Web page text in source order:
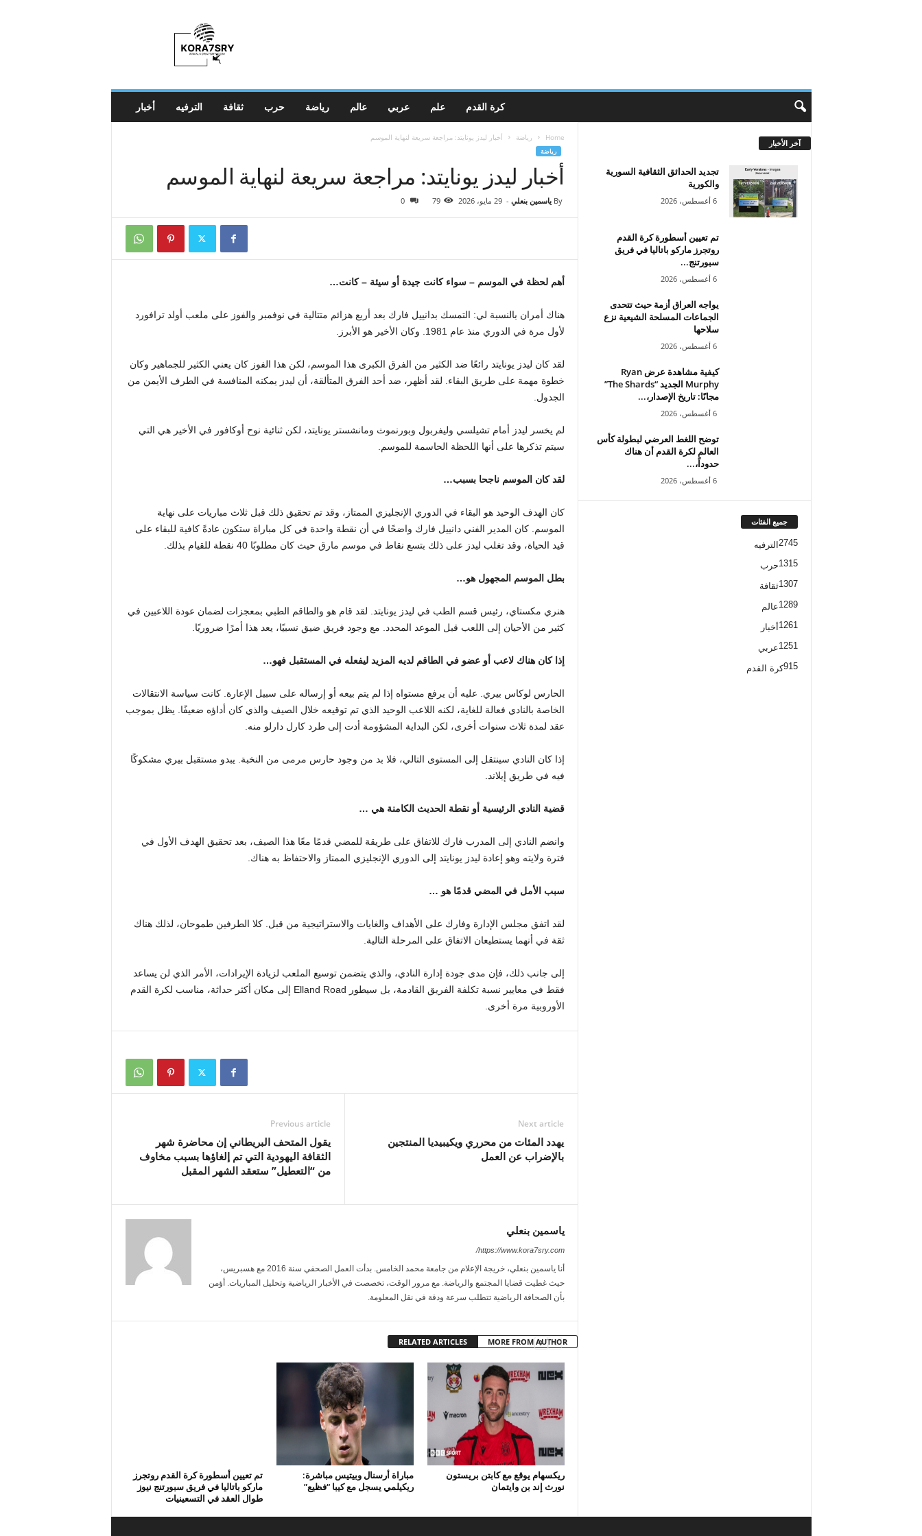
أخبار الترفيه ثقافة حرب رياضة عالم عربي علم كرة القدم
Home رياضة أخبار ليدز يونايتد: مراجعة سريعة لنهاية الموسم
رياضة
أخبار ليدز يونايتد: مراجعة سريعة لنهاية الموسم
By ياسمين بنعلي - 29 مايو، 2026 79
0
أهم لحظة في الموسم – سواء كانت جيدة أو سيئة – كانت…
هناك أمران بالنسبة لي: التمسك بدانييل فارك بعد أربع هزائم متتالية في نوفمبر والفوز على ملعب أولد ترافورد
لأول مرة في الدوري منذ عام 1981. وكان الأخير هو الأبرز.
لقد كان ليدز يونايتد رائعًا ضد الكثير من الفرق الكبرى هذا الموسم، لكن هذا الفوز كان يعني الكثير للجماهير وكان
خطوة مهمة على طريق البقاء. لقد أظهر، ضد أحد الفرق المتألقة، أن ليدز يمكنه المنافسة في الطرف الأيمن من
الجدول.
لم يخسر ليدز أمام تشيلسي وليفربول وبورنموث ومانشستر يونايتد، لكن ثنائية نوح أوكافور في الأخير هي التي
سيتم تذكرها على أنها اللحظة الحاسمة للموسم.
لقد كان الموسم ناجحا بسبب…
كان الهدف الوحيد هو البقاء في الدوري الإنجليزي الممتاز، وقد تم تحقيق ذلك قبل ثلاث مباريات على نهاية
الموسم. كان المدير الفني دانييل فارك واضحًا في أن نقطة واحدة في كل مباراة ستكون عادةً كافية للبقاء على
قيد الحياة، وقد تغلب ليدز على ذلك بتسع نقاط في موسم مارق حيث كان مطلوبًا 40 نقطة للقيام بذلك.
بطل الموسم المجهول هو…
هنري مكستاي، رئيس قسم الطب في ليدز يونايتد. لقد قام هو والطاقم الطبي بمعجزات لضمان عودة اللاعبين في
كثير من الأحيان إلى اللعب قبل الموعد المحدد. مع وجود فريق ضيق نسبيًا، يعد هذا أمرًا ضروريًا.
إذا كان هناك لاعب أو عضو في الطاقم لديه المزيد ليفعله في المستقبل فهو…
الحارس لوكاس بيري. عليه أن يرفع مستواه إذا لم يتم بيعه أو إرساله على سبيل الإعارة. كانت سياسة الانتقالات
الخاصة بالنادي فعالة للغاية، لكنه اللاعب الوحيد الذي تم توقيعه خلال الصيف والذي كان أداؤه ضعيفًا. يظل بموجب
عقد لمدة ثلاث سنوات أخرى، لكن البداية المشؤومة أدت إلى طرد كارل دارلو منه.
إذا كان النادي سينتقل إلى المستوى التالي، فلا بد من وجود حارس مرمى من النخبة. يبدو مستقبل بيري مشكوكًا
فيه في طريق إيلاند.
قضية النادي الرئيسية أو نقطة الحديث الكامنة هي …
وانضم النادي إلى المدرب فارك للاتفاق على طريقة للمضي قدمًا معًا هذا الصيف، بعد تحقيق الهدف الأول في
فترة ولايته وهو إعادة ليدز يونايتد إلى الدوري الإنجليزي الممتاز والاحتفاظ به هناك.
سبب الأمل في المضي قدمًا هو …
لقد اتفق مجلس الإدارة وفارك على الأهداف والغايات والاستراتيجية من قبل. كلا الطرفين طموحان، لذلك هناك
ثقة في أنهما يستطيعان الاتفاق على المرحلة التالية.
إلى جانب ذلك، فإن مدى جودة إدارة النادي، والذي يتضمن توسيع الملعب لزيادة الإيرادات، الأمر الذي لن يساعد
فقط في معايير نسبة تكلفة الفريق القادمة، بل سيطور Elland Road إلى مكان أكثر حداثة، مناسب لكرة القدم
الأوروبية مرة أخرى.
Previous article
يقول المتحف البريطاني إن محاضرة شهر
الثقافة اليهودية التي تم إلغاؤها بسبب مخاوف
من “التعطيل” ستعقد الشهر المقبل
Next article
يهدد المئات من محرري ويكيبيديا المنتجين
بالإضراب عن العمل
ياسمين بنعلي
https://www.kora7sry.com/
أنا ياسمين بنعلي، خريجة الإعلام من جامعة محمد الخامس. بدأت العمل الصحفي سنة 2016 مع هسبريس،
حيث غطيت قضايا المجتمع والرياضة. مع مرور الوقت، تخصصت في الأخبار الرياضية وتحليل المباريات. أؤمن
بأن الصحافة الرياضية تتطلب سرعة ودقة في نقل المعلومة.
RELATED ARTICLES MORE FROM AUTHOR
تم تعيين أسطورة كرة القدم روتجرز
ماركو باتاليا في فريق سبورتنج نيوز
طوال العقد في التسعينيات
مباراة أرسنال وبيتيس مباشرة:
ريكيلمي يسجل مع كيبا “فظيع”
ريكسهام يوقع مع كابتن بريستون
نورث إند بن وايتمان
آخر الأخبار
تجديد الحدائق الثقافية السورية
والكورية
6 أغسطس، 2026
تم تعيين أسطورة كرة القدم
روتجرز ماركو باتاليا في فريق
سبورتنج...
6 أغسطس، 2026
يواجه العراق أزمة حيث تتحدى
الجماعات المسلحة الشيعية نزع
سلاحها
6 أغسطس، 2026
كيفية مشاهدة عرض Ryan
Murphy الجديد “The Shards”
مجانًا: تاريخ الإصدار،...
6 أغسطس، 2026
توضح اللغط العرضي لبطولة كأس
العالم لكرة القدم أن هناك
حدوداً،...
6 أغسطس، 2026
جميع الفئات
الترفيه 2745
حرب1315
ثقافة1307
عالم1289
أخبار 1261
عربي1251
كرة القدم915